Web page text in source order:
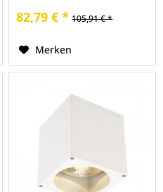
82,79 € * 105,91 € *
Merken